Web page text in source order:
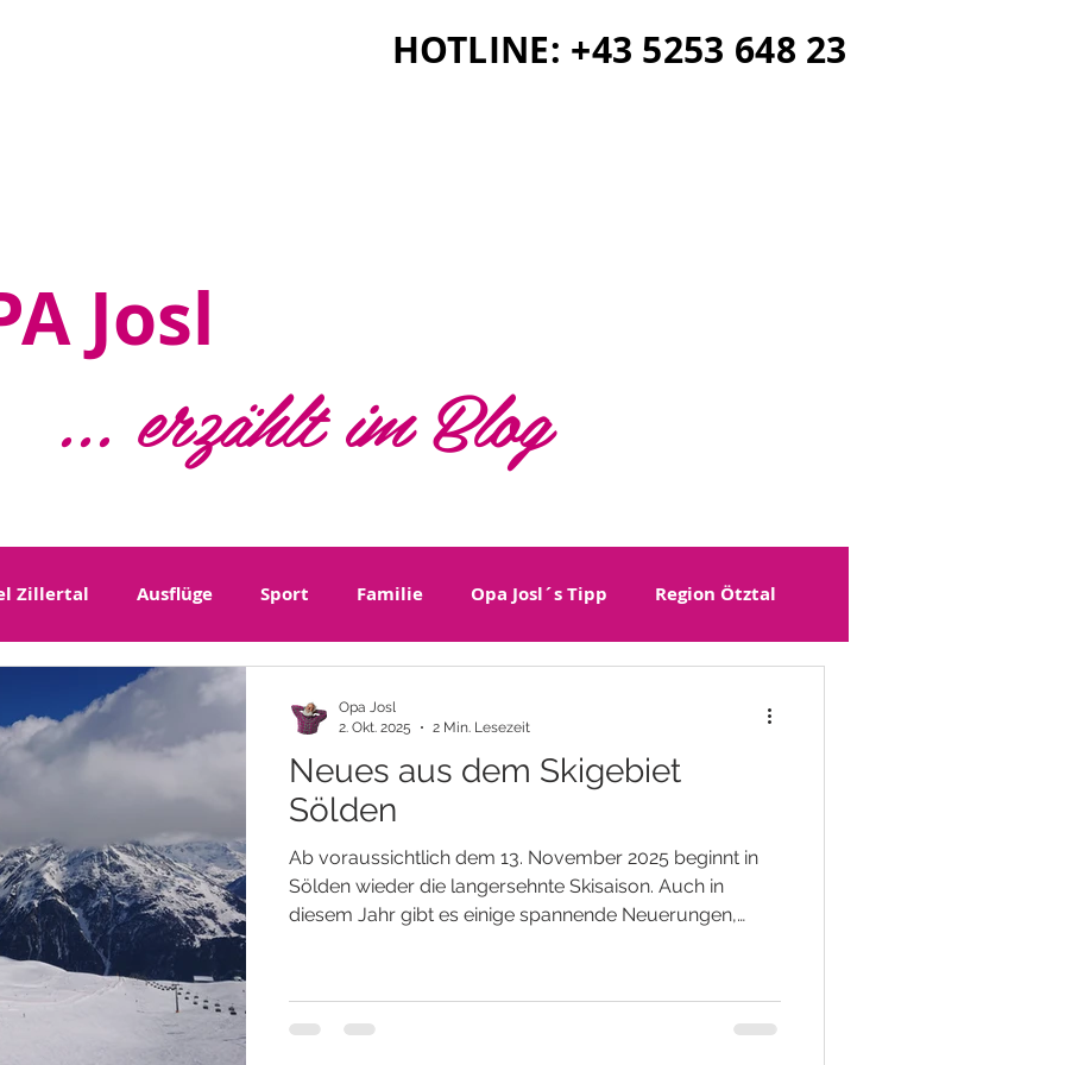
HOTLINE: +43 5253 648 23
Josl
... erzählt im Blog
Zillertal Ausflüge Sport Familie Opa Josl´s Tipp Region Ötztal
Region Montafon
Neues aus dem Skigebiet
Sölden
Ab voraussichtlich dem 13. November 2025 beginnt in
Sölden wieder die langersehnte Skisaison. Auch in
diesem Jahr gibt es einige spannende Neuerungen,
Opa Josl
2. Okt. 2025
2 Min. Lesezeit